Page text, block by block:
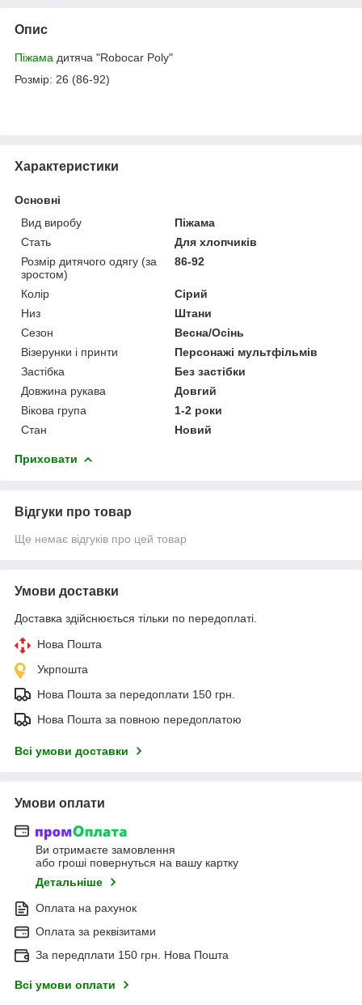
Опис
Піжама дитяча "Robocar Poly"
Розмір: 26 (86-92)
Характеристики
Основні
Вид виробу
Піжама
Стать
Для хлопчиків
Розмір дитячого одягу (за
зростом)
86-92
Колір
Сірий
Низ
Штани
Сезон
Весна/Осінь
Візерунки і принти
Персонажі мультфільмів
Застібка
Без застібки
Довжина рукава
Довгий
Вікова група
1-2 роки
Стан
Новий
Приховати
Відгуки про товар
Ще немає відгуків про цей товар
Умови доставки
Доставка здійснюється тільки по передоплаті.
Нова Пошта
Укрпошта
Нова Пошта за передоплати 150 грн.
Нова Пошта за повною передоплатою
Всі умови доставки
Умови оплати
Ви отримаєте замовлення
або гроші повернуться на вашу картку
Детальніше
Оплата на рахунок
Оплата за реквізитами
За передплати 150 грн. Нова Пошта
Всі умови оплати